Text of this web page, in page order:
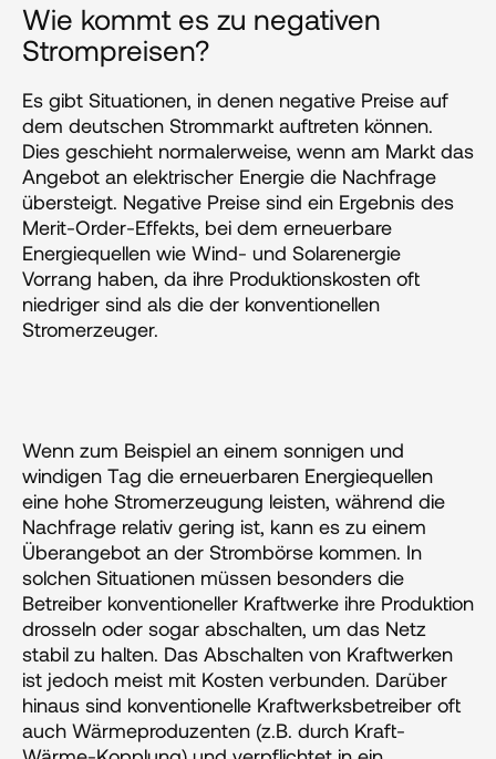
Wie kommt es zu negativen
Strompreisen?
Es gibt Situationen, in denen negative Preise auf
dem deutschen Strommarkt auftreten können.
Dies geschieht normalerweise, wenn am Markt das
Angebot an elektrischer Energie die Nachfrage
übersteigt. Negative Preise sind ein Ergebnis des
Merit-Order-Effekts, bei dem erneuerbare
Energiequellen wie Wind- und Solarenergie
Vorrang haben, da ihre Produktionskosten oft
niedriger sind als die der konventionellen
Stromerzeuger.
Wenn zum Beispiel an einem sonnigen und
windigen Tag die erneuerbaren Energiequellen
eine hohe Stromerzeugung leisten, während die
Nachfrage relativ gering ist, kann es zu einem
Überangebot an der Strombörse kommen. In
solchen Situationen müssen besonders die
Betreiber konventioneller Kraftwerke ihre Produktion
drosseln oder sogar abschalten, um das Netz
stabil zu halten. Das Abschalten von Kraftwerken
ist jedoch meist mit Kosten verbunden. Darüber
hinaus sind konventionelle Kraftwerksbetreiber oft
auch Wärmeproduzenten (z.B. durch Kraft-